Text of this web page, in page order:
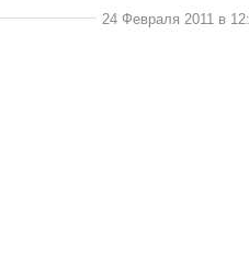
24 Февраля 2011 в